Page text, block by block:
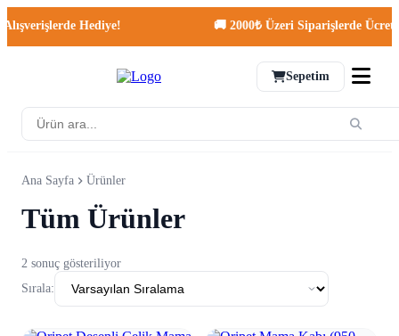
Hediye! 🚚 2000₺ Üzeri Siparişlerde
Sepetim
Ana Sayfa Ürünler
Tüm Ürünler
2 sonuç gösteriliyor
Sırala: